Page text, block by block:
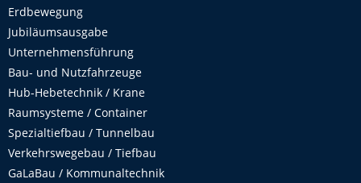
Erdbewegung
Jubiläumsausgabe
Unternehmensführung
Bau- und Nutzfahrzeuge
Hub-Hebetechnik / Krane
Raumsysteme / Container
Spezialtiefbau / Tunnelbau
Verkehrswegebau / Tiefbau
GaLaBau / Kommunaltechnik